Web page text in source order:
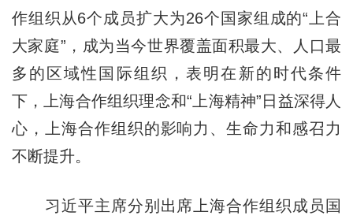
作组织从6个成员扩大为26个国家组成的“上合
大家庭”，成为当今世界覆盖面积最大、人口最
多的区域性国际组织，表明在新的时代条件
下，上海合作组织理念和“上海精神”日益深得人
心，上海合作组织的影响力、生命力和感召力
不断提升。
习近平主席分别出席上海合作组织成员国